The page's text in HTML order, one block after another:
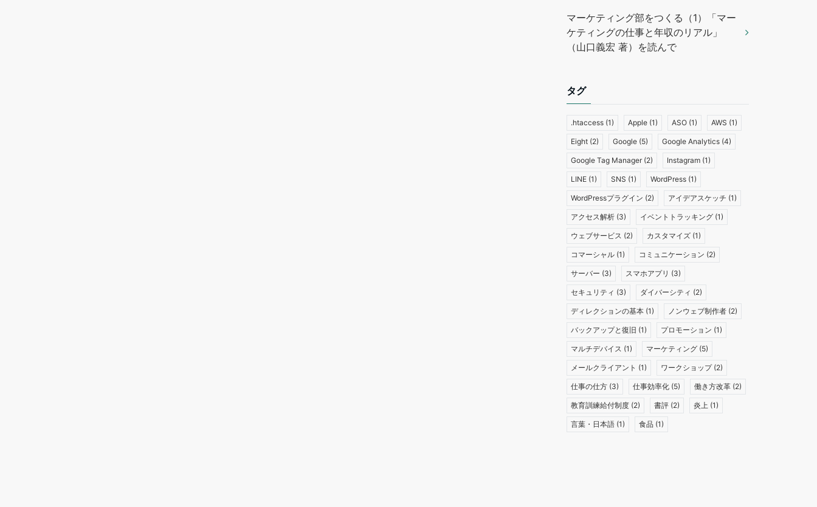
マーケティング部をつくる（1）「マー
ケティングの仕事と年収のリアル」
（山口義宏 著）を読んで
タグ
.htaccess (1) Apple (1) ASO (1) AWS (1)
Eight (2) Google (5) Google Analytics (4)
Google Tag Manager(2) Instagram (1)
LINE (1) SNS (1) WordPress (1)
WordPressプラグイン (2) アイデアスケッチ (1)
アクセス解析 (3) イベントトラッキング (1)
ウェブサービス (2) カスタマイズ (1)
コマーシャル (1) コミュニケーション (2)
サーバー (3) スマホアプリ (3)
セキュリティ (3) ダイバーシティ (2)
ディレクションの基本 (1) ノンウェブ制作者 (2)
バックアップと復旧 (1) プロモーション (1)
マルチデバイス (1) マーケティング (5)
メールクライアント (1) ワークショップ(2)
仕事の仕方 (3) 仕事効率化 (5) 働き方改革 (2)
教育訓練給付制度 (2) 書評 (2) 炎上 (1)
言葉・日本語 (1) 食品 (1)